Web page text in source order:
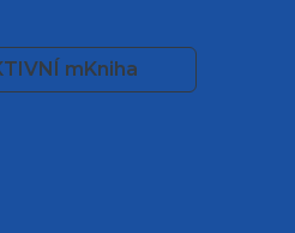
mKniha